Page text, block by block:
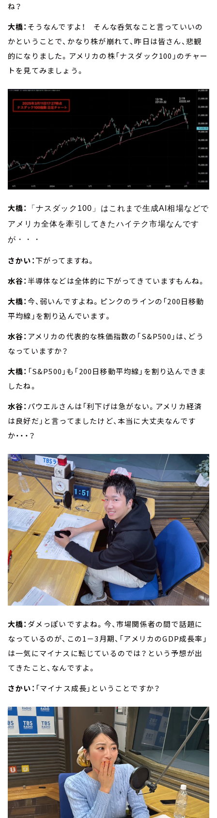
ね？
大橋： そうなんですよ！ そんな呑気なこと言っていいの
かということで、かなり株が崩れて、昨日は皆さん、悲観
的になりました。アメリカの株「ナスダック100」のチャー
トを見てみましょう。
大橋：
「ナスダック100」はこれまで生成AI相場などで
アメリカ全体を牽引してきたハイテク市場なんです
が・・・
さかい：下がってますね。
水谷：半導体などは全体的に下がってきていますもんね。
大橋：今、弱いんですよね。ピンクのラインの「200日移動
平均線」を割り込んでいます。
水谷： アメリカの代表的な株価指数の「S&P500」は、どう
なっていますか？
大橋： 「S&P500」も「200日移動平均線」を割り込んできま
したね。
水谷： パウエルさんは「利下げは急がない。アメリカ経済
は良好だ」と言ってましたけど、本当に大丈夫なんです
か・・・？
大橋： ダメっぽいですよね。今、市場関係者の間で話題に
なっているのが、この1－3月期、「アメリカのGDP成長率」
は一気にマイナスに転じているのでは？という予想が出
てきたこと、なんですよ。
さかい： 「マイナス成長」ということですか？